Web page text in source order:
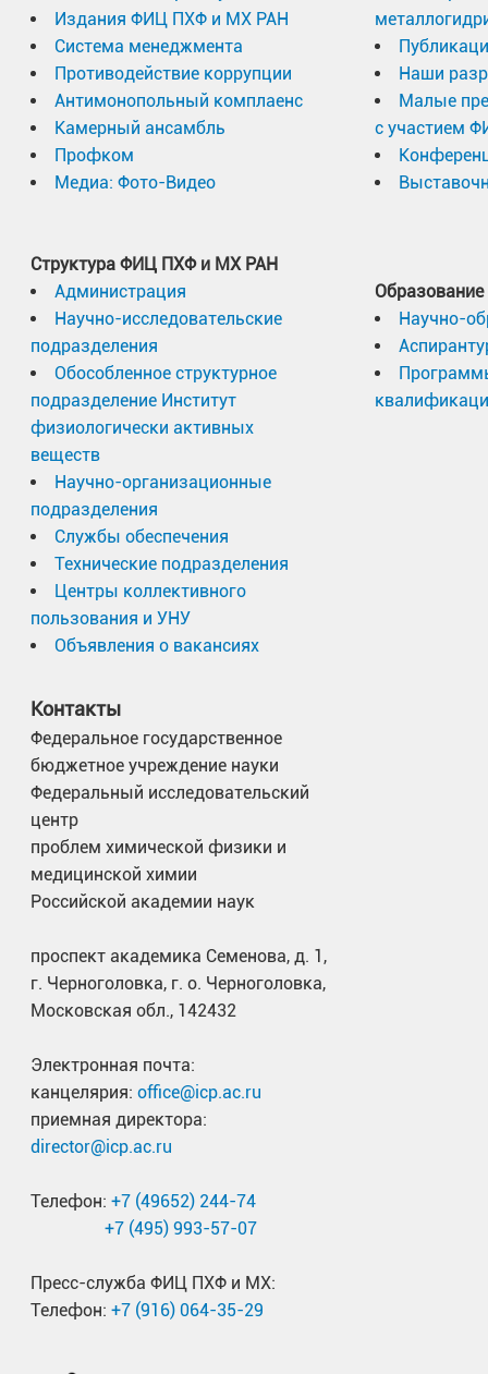
Издания ФИЦ ПХФ и МХ РАН
Система менеджмента
Противодействие коррупции
Антимонопольный комплаенс
Камерный ансамбль
Профком
Медиа: Фото-Видео
Структура ФИЦ ПХФ и МХ РАН
Администрация
Научно-исследовательские
подразделения
Обособленное структурное
подразделение Институт
физиологически активных
веществ
Научно-организационные
подразделения
Службы обеспечения
Технические подразделения
Центры коллективного
пользования и УНУ
Объявления о вакансиях
Наши
Малые
с участием
Образование
Научно-
Контакты
Федеральное государственное
бюджетное учреждение науки
Федеральный исследовательский
центр
проблем химической физики и
медицинской химии
Российской академии наук
проспект академика Семенова, д. 1,
г. Черноголовка, г. о. Черноголовка,
Московская обл., 142432
Электронная почта:
канцелярия: office@icp.ac.ru
приемная директора:
director@icp.ac.ru
Телефон: +7 (49652) 244-74
+7 (495) 993-57-07
Пресс-служба ФИЦ ПХФ и МХ:
Телефон: +7 (916) 064-35-29